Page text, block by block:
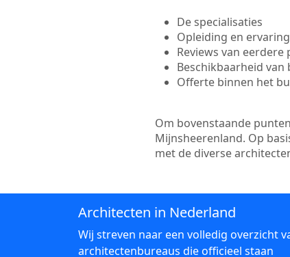
De specialisaties
Opleiding en ervaring
Reviews van eerdere
Beschikbaarheid
Offerte binnen het
Om bovenstaande
Mijnsheerenland. Op
met de diverse
Architecten in Nederland
Wij streven naar een volledig overzicht
architectenbureaus die officieel staan